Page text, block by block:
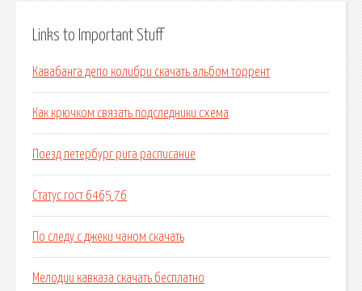
Links to Important Stuff
Кавабанга депо колибри скачать альбом торрент
Как крючком связать подследники схема
Поезд петербург рига расписание
Статус гост 6465 76
По следу с джеки чаном скачать
Мелодии кавказа скачать бесплатно